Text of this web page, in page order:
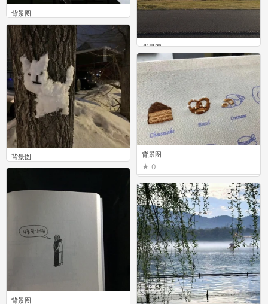
背景图
0
背景图
0
背景图
0
背景图
0
背景图